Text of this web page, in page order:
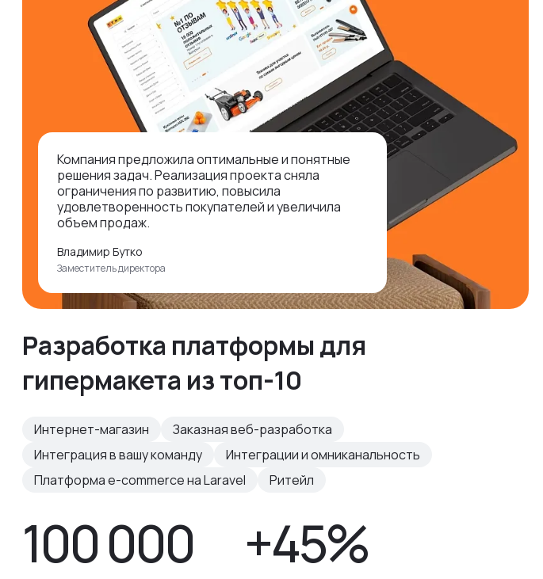
Компания предложила оптимальные и понятные
решения задач. Реализация проекта сняла
ограничения по развитию, повысила
удовлетворенность покупателей и увеличила
объем продаж.
Владимир Бутко
Заместитель директора
Разработка платформы для
гипермакета из топ-10
Интернет-магазин
Заказная веб-разработка
Интеграция в вашу команду
Интеграции и омниканальность
Платформа e-commerce на Laravel
Ритейл
100 000 +45%